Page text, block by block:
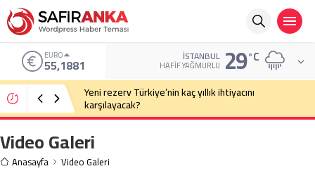
EURO
55,1881 İSTANBUL
HAFIF YAĞMURLU 29°C
Yeni rezerv Türkiye’nin kaç yıllık ihtiyacını
karşılayacak?
Video Galeri
Anasayfa Video Galeri